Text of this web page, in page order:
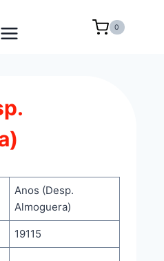
0
Anos (Desp.
Almoguera)
19115